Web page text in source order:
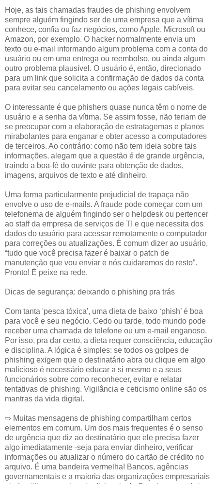
Hoje, as tais chamadas fraudes de phishing envolvem
sempre alguém fingindo ser de uma empresa que a vítima
conhece, confia ou faz negócios, como Apple, Microsoft ou
Amazon, por exemplo. O hacker normalmente envia um
texto ou e-mail informando algum problema com a conta do
usuário ou em uma entrega ou reembolso, ou ainda algum
outro problema plausível. O usuário é, então, direcionado
para um link que solicita a confirmação de dados da conta
para evitar seu cancelamento ou ações legais cabíveis.
O interessante é que phishers quase nunca têm o nome de
usuário e a senha da vítima. Se assim fosse, não teriam de
se preocupar com a elaboração de estratagemas e planos
mirabolantes para enganar e obter acesso a computadores
de terceiros. Ao contrário: como não tem ideia sobre tais
informações, alegam que a questão é de grande urgência,
traindo a boa-fé do ouvinte para obtenção de dados,
imagens, arquivos de texto e até dinheiro.
Uma forma particularmente prejudicial de trapaça não
envolve o uso de e-mails. A fraude pode começar com um
telefonema de alguém fingindo ser o helpdesk ou pertencer
ao staff da empresa de serviços de TI e que necessita dos
dados do usuário para acessar remotamente o computador
para correções ou atualizações. É comum dizer ao usuário,
“tudo que você precisa fazer é baixar o patch de
manutenção que vou enviar e nós cuidaremos do resto”.
Pronto! É peixe na rede.
Dicas de segurança: deixando o phishing pra trás
Com tanta 'pesca tóxica', uma dieta de baixo ‘phish’ é boa
para você e seu negócio. Cedo ou tarde, todo mundo pode
receber uma chamada de telefone ou um e-mail enganoso.
Por isso, pra dar certo, a dieta requer consciência, educação
e disciplina. A lógica é simples: se todos os golpes de
phishing exigem que o destinatário abra ou clique em algo
malicioso é necessário educar a si mesmo e a seus
funcionários sobre como reconhecer, evitar e relatar
tentativas de phishing. Vigilância e ceticismo online são os
mantras da vida digital.
⇨ Muitas mensagens de phishing compartilham certos
elementos em comum. Um dos mais frequentes é o senso
de urgência que diz ao destinatário que ele precisa fazer
algo imediatamente -seja para enviar dinheiro, verificar
informações ou atualizar o número do cartão de crédito no
arquivo. É uma bandeira vermelha! Bancos, agências
governamentais e a maioria das organizações empresariais